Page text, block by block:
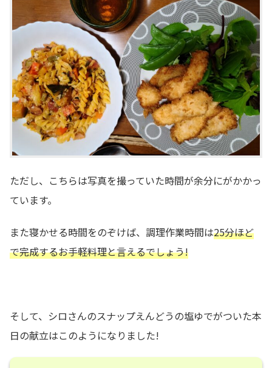
ただし、こちらは写真を撮っていた時間が余分にがかかっ
ています。
また寝かせる時間をのぞけば、調理作業時間は25分ほど
で完成するお手軽料理と言えるでしょう!
そして、シロさんのスナップえんどうの塩ゆでがついた本
日の献立はこのようになりました!